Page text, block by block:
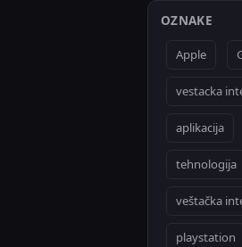
OZNAKE
Apple
vestacka
aplikacija
tehnologija
veštačka
playstation